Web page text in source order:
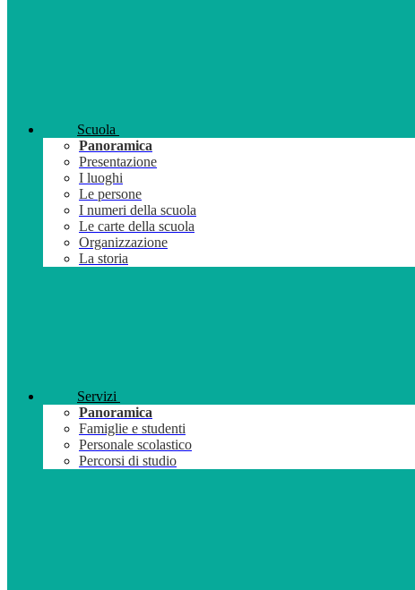
Scuola
Panoramica
Presentazione
I luoghi
Le persone
I numeri della scuola
Le carte della scuola
Organizzazione
La storia
Servizi
Panoramica
Famiglie e studenti
Personale scolastico
Percorsi di studio